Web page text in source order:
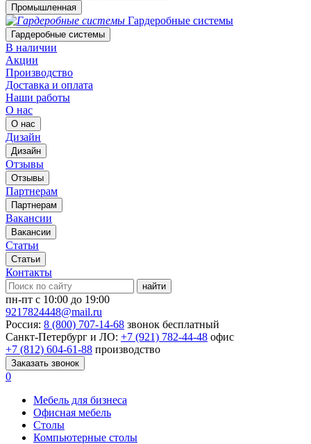
Промышленная
Гардеробные системы
Гардеробные системы
В наличии
Акции
Производство
Доставка и оплата
Наши работы
О нас
О нас
Дизайн
Дизайн
Отзывы
Отзывы
Партнерам
Партнерам
Вакансии
Вакансии
Статьи
Статьи
Контакты
найти
пн-пт с 10:00 до 19:00
9217824448@mail.ru
Россия: 8 (800) 707-14-68 звонок бесплатный
Санкт-Петербург и ЛО: +7 (921) 782-44-48 офис
+7 (812) 604-61-88 производство
Заказать звонок
0
Мебель для бизнеса
Офисная мебель
Столы
Компьютерные столы